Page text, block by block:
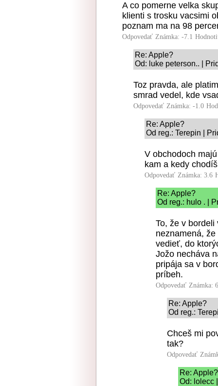
A co pomerne velka
klienti s trosku vacsimi
poznam ma na 98
Odpovedať Známka: -7.1
Re: Apple?
Od: luke peterson.. |
Toz pravda, ale
smrad vedel, kde
Odpovedať Známka: -1.0
Re: Apple?
Od reg.: Terepin |
V obchodoch
kam a kedy
Odpovedať Známka: 3.6
Re: Apple?
Od reg.: hulo . |
To, že v
neznamená,
vedieť, do
Jožo necháva
pripája sa v
príbeh.
Odpovedať Známka:
Re: Apple?
Od reg.:
Chceš mi
tak?
Odpovedať
Re: Apple?
Od: lolecc